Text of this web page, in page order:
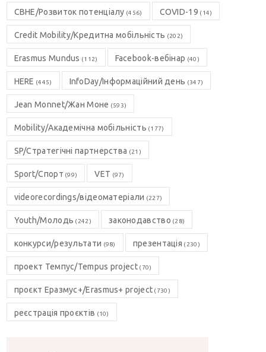
CBHE/Розвиток потенціалу (456) COVID-19 (14)
Credit Mobility/Кредитна мобільність (202)
Erasmus Mundus (112) Facebook-вебінар (40)
HERE (445) InfoDay/Інформаційний день (347)
Jean Monnet/Жан Моне (593)
Mobility/Академічна мобільність (177)
SP/Стратегічні партнерства (21)
Sport/Спорт (99) VET (97)
videorecordings/відеоматеріали (227)
Youth/Молодь (242) законодавство (28)
конкурси/результати (98) презентація (230)
проект Темпус/Tempus project(70)
проєкт Еразмус+/Erasmus+ project (730)
реєстрація проєктів (10)